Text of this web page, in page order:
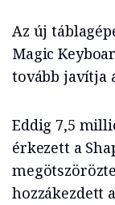
Az új
Magic
tovább javítja
Eddig 7,5
érkezett a
hozzákezdett